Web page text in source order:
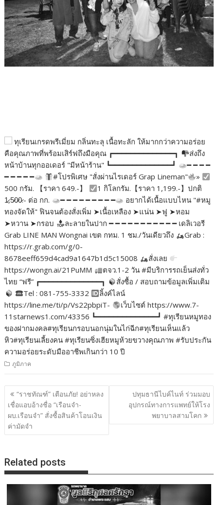
ทุเรียนเกรดพรีเมี่ยม กลิ่นทะลุ เนื้อทะลัก ให้มากกว่าความอร่อย
คือคุณภาพที่พร้อมเสิร์ฟถึงมือคุณ ┏━━━━━━━━━━━━━━┓
ส่งถึง
หน้าบ้านทุกออเดอร์ "มีหน้าร้าน" ┗━━━━━━━━━━━━━━┛
━ ━ ━ ━
━ ━ ━ ━ ━
#โปรพิเศษ "สั่งผ่านไรเดอร์ Grap Lineman"
»
500 กรัม. 【ราคา 649.-】
1 กิโลกรัม.【ราคา 1,199.-】ปกติ
1̷,5̷0̷0̷.- ต่อ กก.
━ ━ ━ ━ ━ ━ ━ ━ ━
อยากได้เนื้อแบบไหน "#หมู
ทองจัดให้" ฟินจนต้องสั่งเพิ่ม ➤เนื้อเหลือง ➤แน่น ➤ฟู ➤หอม
➤หวาน ➤กรอบ
ละลายในปาก ━ ━ ━ ━ ━ ━ ━ ━ ━ ━ ━ เดลิเวอรี
Grab LINE MAN Wongnai เขต กทม. 1 ชม./วันเดียวถึง
Grab :
https://r.grab.com/g/0-
8678eeff659d4cad9a1647b1d5c15008
สั่งเลย
https://wongn.ai/21PuMM
ตจว.1-2 วัน #มีบริการรถเย็นส่งทั่ว
ไทย “ฟรี” ┏━━━━━━━━━━━━━━┓
สั่งซื้อ / สอบถามข้อมูลเพิ่มเติม
Tel : 081-755-3332
ลิ้งค์ไลน์
https://line.me/ti/p/Vs22pbpiT-
เว็บไซต์ https://www.7-
11starnews1.com/43356 ┗━━━━━━━━━━━━━━┛ #ทุเรียนหมูทอง
ของฝากมงคล#ทุเรียนกรอบนอกนุ่มในไก่ฉีก#ทุเรียนเห็นแล้ว
หิว#ทุเรียนเลี้ยงคน #ทุเรียนซิ่งเฮียหมูห้วยขวางคุณภาพ #รับประกัน
ความอร่อยระดับมืออาชีพเกินกว่า 10 ปี
ภูมิภาค
แนะแนว
เรื่อง
“ราชทัณฑ์” เตือนภัย! อย่าหลง
เชื่อแอบอ้างชื่อ “เรือนจำ-
ผบ.เรือนจำ” สั่งซื้อสินค้าโอนเงิน
ค่ามัดจำ
ปทุมธานีไบค์ไนท์ ร่วมมอบ
อุปกรณ์ทางการแพทย์ให้โรง
พยาบาลสามโคก
Related posts